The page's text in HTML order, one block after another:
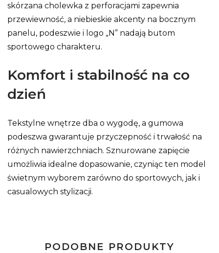
skórzana cholewka z perforacjami zapewnia
przewiewność, a niebieskie akcenty na bocznym
panelu, podeszwie i logo „N” nadają butom
sportowego charakteru.
Komfort i stabilność na co
dzień
Tekstylne wnętrze dba o wygodę, a gumowa
podeszwa gwarantuje przyczepność i trwałość na
różnych nawierzchniach. Sznurowane zapięcie
umożliwia idealne dopasowanie, czyniąc ten model
świetnym wyborem zarówno do sportowych, jak i
casualowych stylizacji.
PODOBNE PRODUKTY